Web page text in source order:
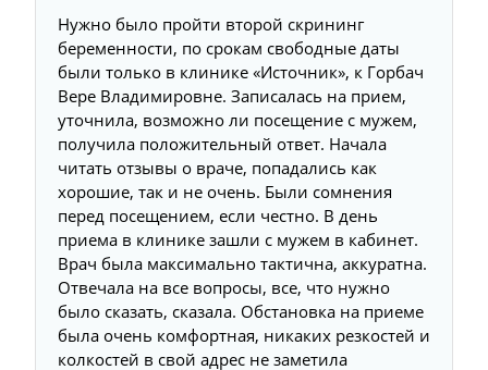
Нужно было пройти второй скрининг
беременности, по срокам свободные даты
были только в клинике «Источник», к Горбач
Вере Владимировне. Записалась на прием,
уточнила, возможно ли посещение с мужем,
получила положительный ответ. Начала
читать отзывы о враче, попадались как
хорошие, так и не очень. Были сомнения
перед посещением, если честно. В день
приема в клинике зашли с мужем в кабинет.
Врач была максимально тактична, аккуратна.
Отвечала на все вопросы, все, что нужно
было сказать, сказала. Обстановка на приеме
была очень комфортная, никаких резкостей и
колкостей в свой адрес не заметила